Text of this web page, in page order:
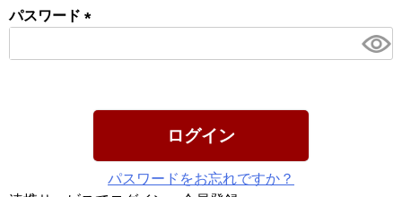
パスワード
須)
ログイン
パスワードをお忘れですか？